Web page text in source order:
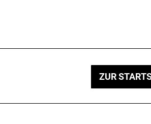
ZUR